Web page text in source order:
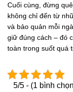
Cuối cùng, đừng
không chỉ đến từ
và bảo quản mỗi
giữ đúng cách – đó
toàn trong suốt quá
5/5 - (1 bình